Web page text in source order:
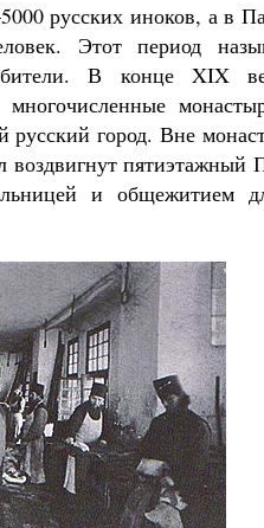
русских иноков, а в
Этот период
обители. В конце XIX
русский город. Вне
пятиэтажный
и общежитием